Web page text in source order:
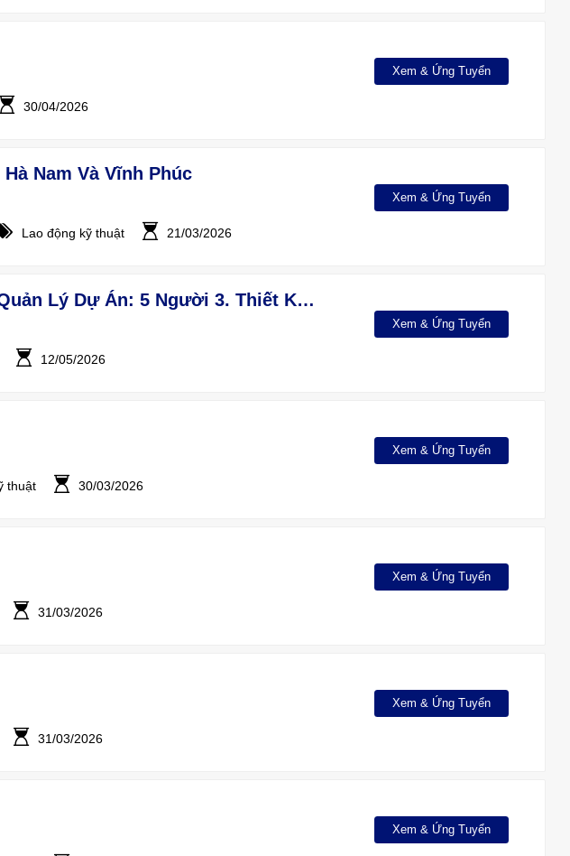
30/04/2026
Xem & Ứng Tuyển
Nam Và Vĩnh Phúc
Lao động kỹ thuật 21/03/2026
Xem & Ứng Tuyển
VỊ TRÍ: 1. Thiết Kế Điện , Điện Nhẹ : 5 Người 2. Giám Đốc Quản Lý Dự Án: 5 Người 3. Thiết Kế Kết Cấu: 5 Người 4. Cán Bộ Giám Sát (TVGS): 5 Người 5. Kỹ Thuật Thi Công : 5 Người
12/05/2026
Xem & Ứng Tuyển
thuật 30/03/2026
Xem & Ứng Tuyển
31/03/2026
Xem & Ứng Tuyển
31/03/2026
Xem & Ứng Tuyển
Xem & Ứng Tuyển